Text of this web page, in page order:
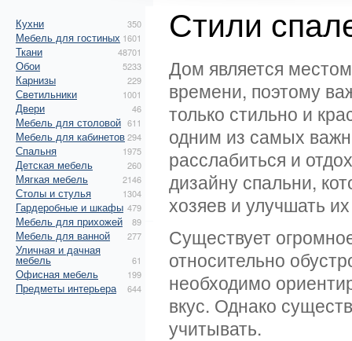
Кухни 350
Мебель для гостиных 1601
Ткани 48701
Обои 5233
Карнизы 229
Светильники 1001
Двери 46
Мебель для столовой 611
Мебель для кабинетов294
Спальня 1975
Детская мебель 260
Мягкая мебель 2146
Столы и стулья 1304
Гардеробные и шкафы 479
Мебель для прихожей 89
Мебель для ванной 277
Уличная и дачная
мебель 61
Офисная мебель 199
Предметы интерьера 644
Стили
Дом является
времени, поэтому
только стильно и
одним из самых
расслабиться и
дизайну спальни,
хозяев и улучшать
Существует
относительно
необходимо
вкус. Однако
учитывать.